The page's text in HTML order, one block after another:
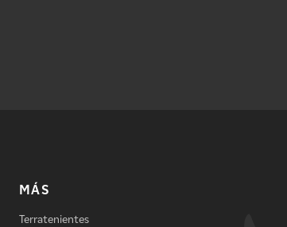
MÁS
Terratenientes